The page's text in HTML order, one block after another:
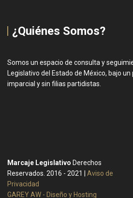
¿Quiénes Somos?
Somos un espacio de consulta y
Legislativo del Estado de México, bajo
imparcial y sin filias partidistas.
Marcaje Legislativo Derechos
Reservados. 2016 - 2021 | Aviso de
Privacidad
GAREY AW - Diseño y Hosting